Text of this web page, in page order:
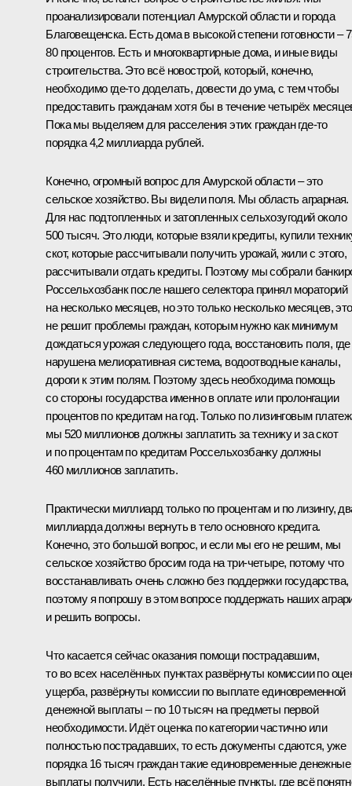
проанализировали потенциал Амурской области и города
Благовещенска. Есть дома в высокой степени готовности –
80 процентов. Есть и многоквартирные дома, и иные виды
строительства. Это всё новострой, который, конечно,
необходимо где‑то доделать, довести до ума, с тем чтобы
предоставить гражданам хотя бы в течение четырёх
Пока мы выделяем для расселения этих граждан где‑то
порядка 4,2 миллиарда рублей.
Конечно, огромный вопрос для Амурской области – это
сельское хозяйство. Вы видели поля. Мы область аграрная.
Для нас подтопленных и затопленных сельхозугодий около
500 тысяч. Это люди, которые взяли кредиты, купили
скот, которые рассчитывали получить урожай, жили с этого,
рассчитывали отдать кредиты. Поэтому мы собрали
Россельхозбанк после нашего селектора принял мораторий
на несколько месяцев, но это только несколько месяцев, это
не решит проблемы граждан, которым нужно как минимум
дождаться урожая следующего года, восстановить поля, где
нарушена мелиоративная система, водоотводные каналы,
дороги к этим полям. Поэтому здесь необходима помощь
со стороны государства именно в оплате или пролонгации
процентов по кредитам на год. Только по лизинговым
мы 520 миллионов должны заплатить за технику и за скот
и по процентам по кредитам Россельхозбанку должны
460 миллионов заплатить.
Практически миллиард только по процентам и по лизингу,
миллиарда должны вернуть в тело основного кредита.
Конечно, это большой вопрос, и если мы его не решим, мы
сельское хозяйство бросим года на три-четыре, потому что
восстанавливать очень сложно без поддержки государства,
поэтому я попрошу в этом вопросе поддержать наших
и решить вопросы.
Что касается сейчас оказания помощи пострадавшим,
то во всех населённых пунктах развёрнуты комиссии по
ущерба, развёрнуты комиссии по выплате единовременной
денежной выплаты – по 10 тысяч на предметы первой
необходимости. Идёт оценка по категории частично или
полностью пострадавших, то есть документы сдаются, уже
порядка 16 тысяч граждан такие единовременные денежные
выплаты получили. Есть населённые пункты, где всё